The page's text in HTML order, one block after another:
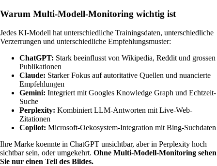
Warum Multi-Modell-Monitoring wichtig ist
Jedes KI-Modell hat unterschiedliche Trainingsdaten, unterschiedliche
Verzerrungen und unterschiedliche Empfehlungsmuster:
ChatGPT: Stark beeinflusst von Wikipedia, Reddit und grossen
Publikationen
Claude: Starker Fokus auf autoritative Quellen und nuancierte
Empfehlungen
Gemini: Integriert mit Googles Knowledge Graph und Echtzeit-
Suche
Perplexity: Kombiniert LLM-Antworten mit Live-Web-
Zitationen
Copilot: Microsoft-Oekosystem-Integration mit Bing-Suchdaten
Ihre Marke koennte in ChatGPT unsichtbar, aber in Perplexity hoch
sichtbar sein, oder umgekehrt. Ohne Multi-Modell-Monitoring sehen
Sie nur einen Teil des Bildes.